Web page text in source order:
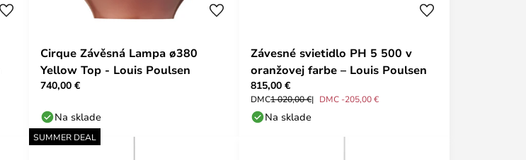
Cirque Závěsná Lampa ø380
Yellow Top - Louis Poulsen
740,00 €
Na sklade
Závesné svietidlo PH 5 500 v
oranžovej farbe – Louis Poulsen
815,00 €
DMC1 020,00 € DMC -205,00 €
Na sklade
SUMMER DEAL